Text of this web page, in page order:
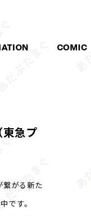
COMIC
急プ
がる新た
です。